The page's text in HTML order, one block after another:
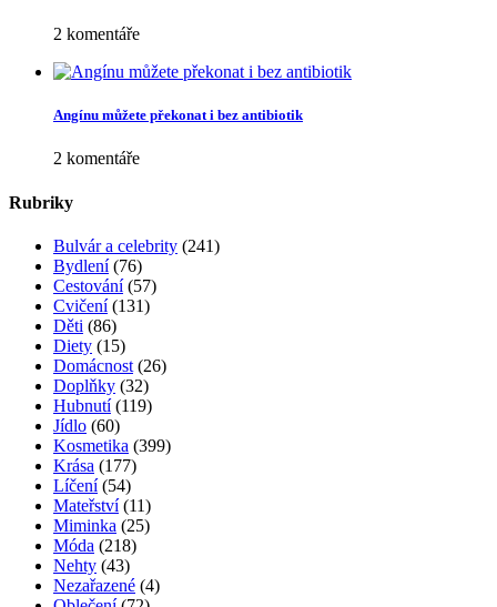
2 komentáře
Angínu můžete překonat i bez antibiotik
2 komentáře
Rubriky
Bulvár a celebrity (241)
Bydlení(76)
Cestování(57)
Cvičení(131)
Děti (86)
Diety (15)
Domácnost (26)
Doplňky (32)
Hubnutí(119)
Jídlo (60)
Kosmetika (399)
Krása (177)
Líčení(54)
Mateřství(11)
Miminka (25)
Móda (218)
Nehty (43)
Nezařazené (4)